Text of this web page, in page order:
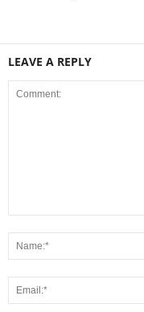
LEAVE A REPLY